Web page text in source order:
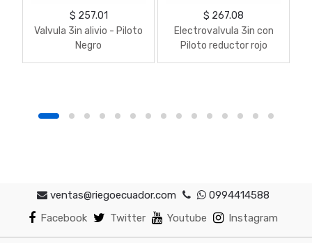
$ 257.01
Valvula 3in alivio - Piloto
Negro
$ 267.08
Electrovalvula 3in con
Piloto reductor rojo
ventas@riegoecuador.com
0994414588
Facebook
Twitter Youtube Instagram